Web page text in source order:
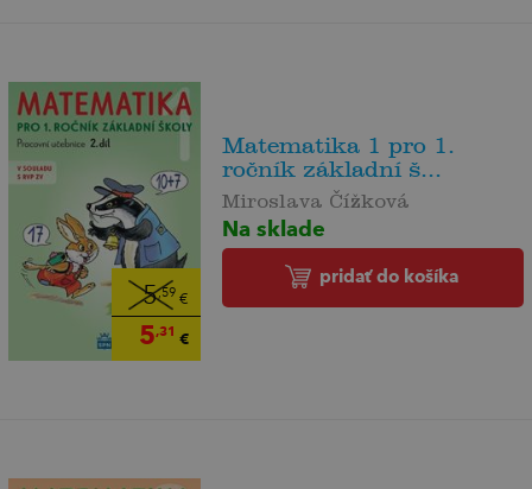
5,59 €
5,31 €
Matematika 1 pro 1.
ročník základní š...
Miroslava Čížková
Na sklade
pridať do košíka